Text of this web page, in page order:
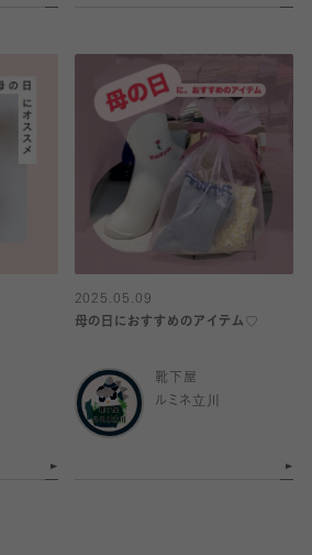
2025.05.09
母の日におすすめのアイテム♡
靴下屋
ルミネ立川